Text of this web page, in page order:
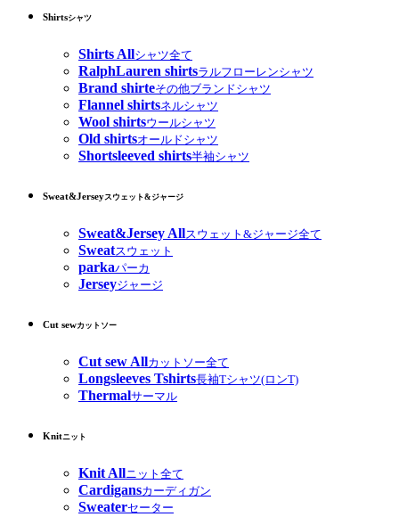
Shirtsシャツ
Shirts Allシャツ全て
RalphLauren shirtsラルフローレンシャツ
Brand shirteその他ブランドシャツ
Flannel shirtsネルシャツ
Wool shirtsウールシャツ
Old shirtsオールドシャツ
Shortsleeved shirts半袖シャツ
Sweat&Jerseyスウェット&ジャージ
Sweat&Jersey Allスウェット&ジャージ全て
Sweatスウェット
parkaパーカ
Jerseyジャージ
Cut sewカットソー
Cut sew Allカットソー全て
Longsleeves Tshirts長袖Tシャツ(ロンT)
Thermalサーマル
Knitニット
Knit Allニット全て
Cardigansカーディガン
Sweaterセーター